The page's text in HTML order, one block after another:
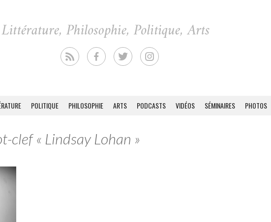
POLITIQUE PHILOSOPHIE ARTS PODCASTS VIDÉOS SÉMINAIRES PHOTOS
clef « Lindsay Lohan »